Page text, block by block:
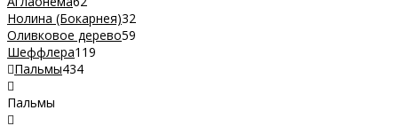
Нолина (Бокарнея)32
Оливковое дерево59
Шеффлера119
Пальмы434
Пальмы